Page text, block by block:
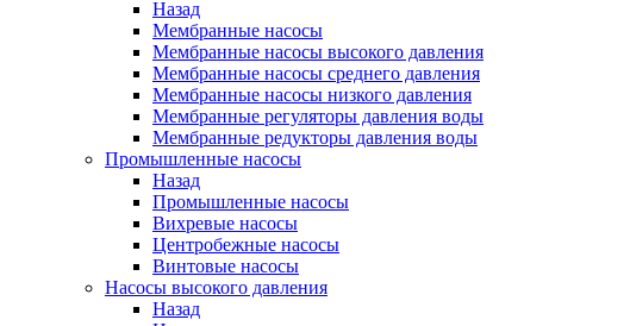
Назад
Мембранные насосы
Мембранные насосы высокого давления
Мембранные насосы среднего давления
Мембранные насосы низкого давления
Мембранные регуляторы давления воды
Мембранные редукторы давления воды
Промышленные насосы
Назад
Промышленные насосы
Вихревые насосы
Центробежные насосы
Винтовые насосы
Насосы высокого давления
Назад